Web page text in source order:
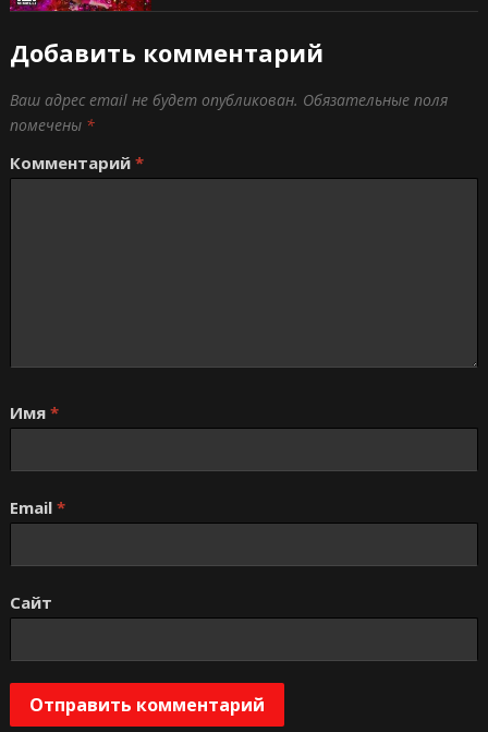
Добавить комментарий
Ваш адрес email не будет опубликован. Обязательные поля
помечены *
Комментарий *
Имя *
Email *
Сайт